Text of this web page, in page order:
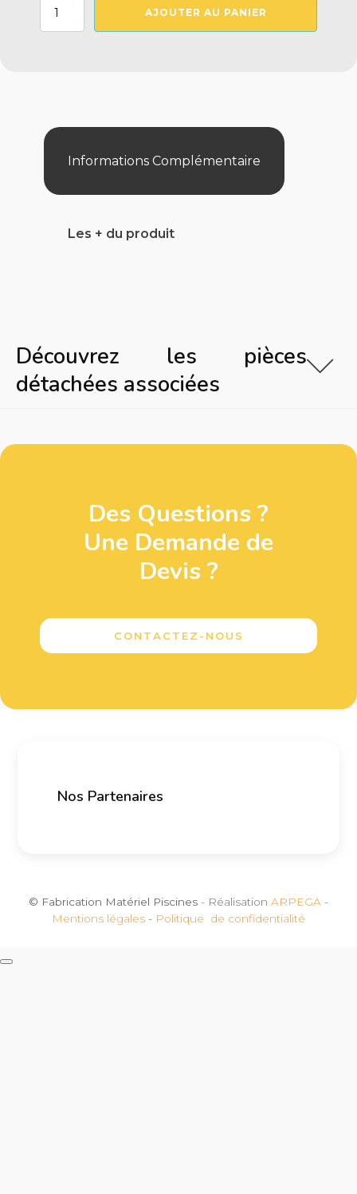
quantité
AJOUTER AU PANIER
Informations Complémentaire
Les + du produit
Découvrez les pièces
détachées associées
Des Questions ?
Une Demande de
Devis ?
CONTACTEZ-NOUS
Nos Partenaires
© Fabrication Matériel Piscines - Réalisation ARPEGA -
Mentions légales - Politique de confidentialité